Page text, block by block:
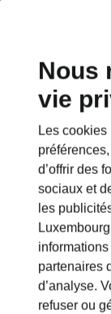
Nous
vie
Les
d’offrir des
sociaux et
les
partenaires
d’analyse.
refuser ou